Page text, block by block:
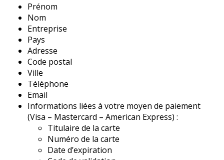
Prénom
Nom
Entreprise
Pays
Adresse
Code postal
Ville
Téléphone
Email
Informations liées à votre moyen de paiement
(Visa – Mastercard – American Express) :
Titulaire de la carte
Numéro de la carte
Date d’expiration